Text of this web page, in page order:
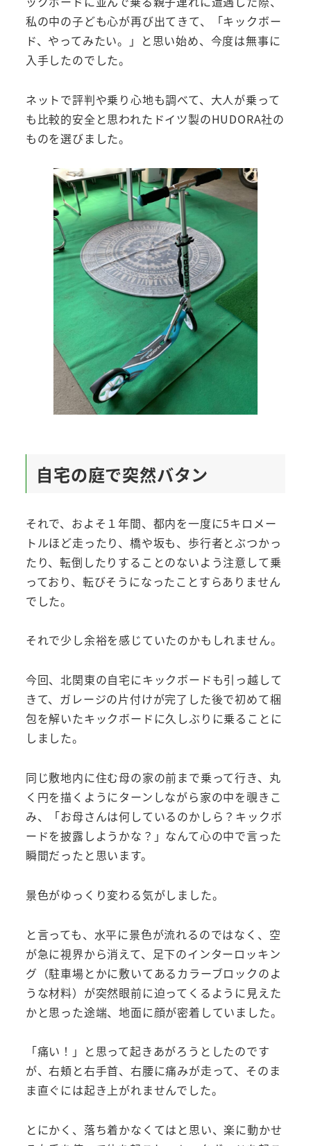
私の中の子ども心が再び出てきて、「キックボー
ド、やってみたい。」と思い始め、今度は無事に
入手したのでした。
ネットで評判や乗り心地も調べて、大人が乗って
も比較的安全と思われたドイツ製のHUDORA社の
ものを選びました。
自宅の庭で突然バタン
それで、およそ１年間、都内を一度に5キロメー
トルほど走ったり、橋や坂も、歩行者とぶつかっ
たり、転倒したりすることのないよう注意して乗
っており、転びそうになったことすらありません
でした。
それで少し余裕を感じていたのかもしれません。
今回、北関東の自宅にキックボードも引っ越して
きて、ガレージの片付けが完了した後で初めて梱
包を解いたキックボードに久しぶりに乗ることに
しました。
同じ敷地内に住む母の家の前まで乗って行き、丸
く円を描くようにターンしながら家の中を覗きこ
み、「お母さんは何しているのかしら？キックボ
ードを披露しようかな？」なんて心の中で言った
瞬間だったと思います。
景色がゆっくり変わる気がしました。
と言っても、水平に景色が流れるのではなく、空
が急に視界から消えて、足下のインターロッキン
グ（駐車場とかに敷いてあるカラーブロックのよ
うな材料）が突然眼前に迫ってくるように見えた
かと思った途端、地面に顔が密着していました。
「痛い！」と思って起きあがろうとしたのです
が、右頬と右手首、右腰に痛みが走って、そのま
ま直ぐには起き上がれませんでした。
とにかく、落ち着かなくてはと思い、楽に動かせ